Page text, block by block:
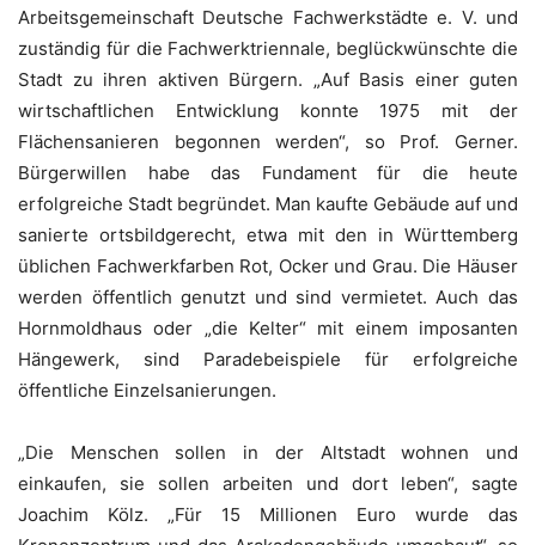
Arbeitsgemeinschaft Deutsche Fachwerkstädte e. V. und
zuständig für die Fachwerktriennale, beglückwünschte die
Stadt zu ihren aktiven Bürgern. „Auf Basis einer guten
wirtschaftlichen Entwicklung konnte 1975 mit der
Flächensanieren begonnen werden“, so Prof. Gerner.
Bürgerwillen habe das Fundament für die heute
erfolgreiche Stadt begründet. Man kaufte Gebäude auf und
sanierte ortsbildgerecht, etwa mit den in Württemberg
üblichen Fachwerkfarben Rot, Ocker und Grau. Die Häuser
werden öffentlich genutzt und sind vermietet. Auch das
Hornmoldhaus oder „die Kelter“ mit einem imposanten
Hängewerk, sind Paradebeispiele für erfolgreiche
öffentliche Einzelsanierungen.
„Die Menschen sollen in der Altstadt wohnen und
einkaufen, sie sollen arbeiten und dort leben“, sagte
Joachim Kölz. „Für 15 Millionen Euro wurde das